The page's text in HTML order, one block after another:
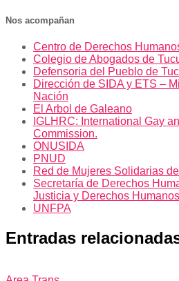
Nos acompañan
Centro de Derechos
Colegio de Abogados de
Defensoria del Pueblo de
Dirección de SIDA y ETS –
Nación
El Arbol de Galeano
IGLHRC: International Gay
Commission.
ONUSIDA
PNUD
Red de Mujeres Solidarias
Secretaría de Derechos
Justicia y Derechos
UNFPA
Entradas